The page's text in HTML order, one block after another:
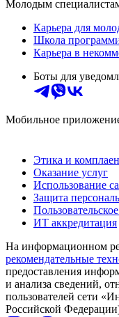
Молодым
Карьера для
Школа
Карьера в
Боты для
Мобильное
Этика и
Оказание услуг
Использование
Защита
ИТ аккредитация
На информационном
рекомендательные
предоставления
и анализа сведений,
пользователей сети
Российской